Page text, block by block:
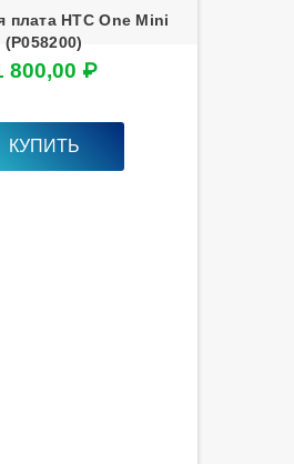
плата HTC One Mini
(P058200)
800,00 ₽
КУПИТЬ